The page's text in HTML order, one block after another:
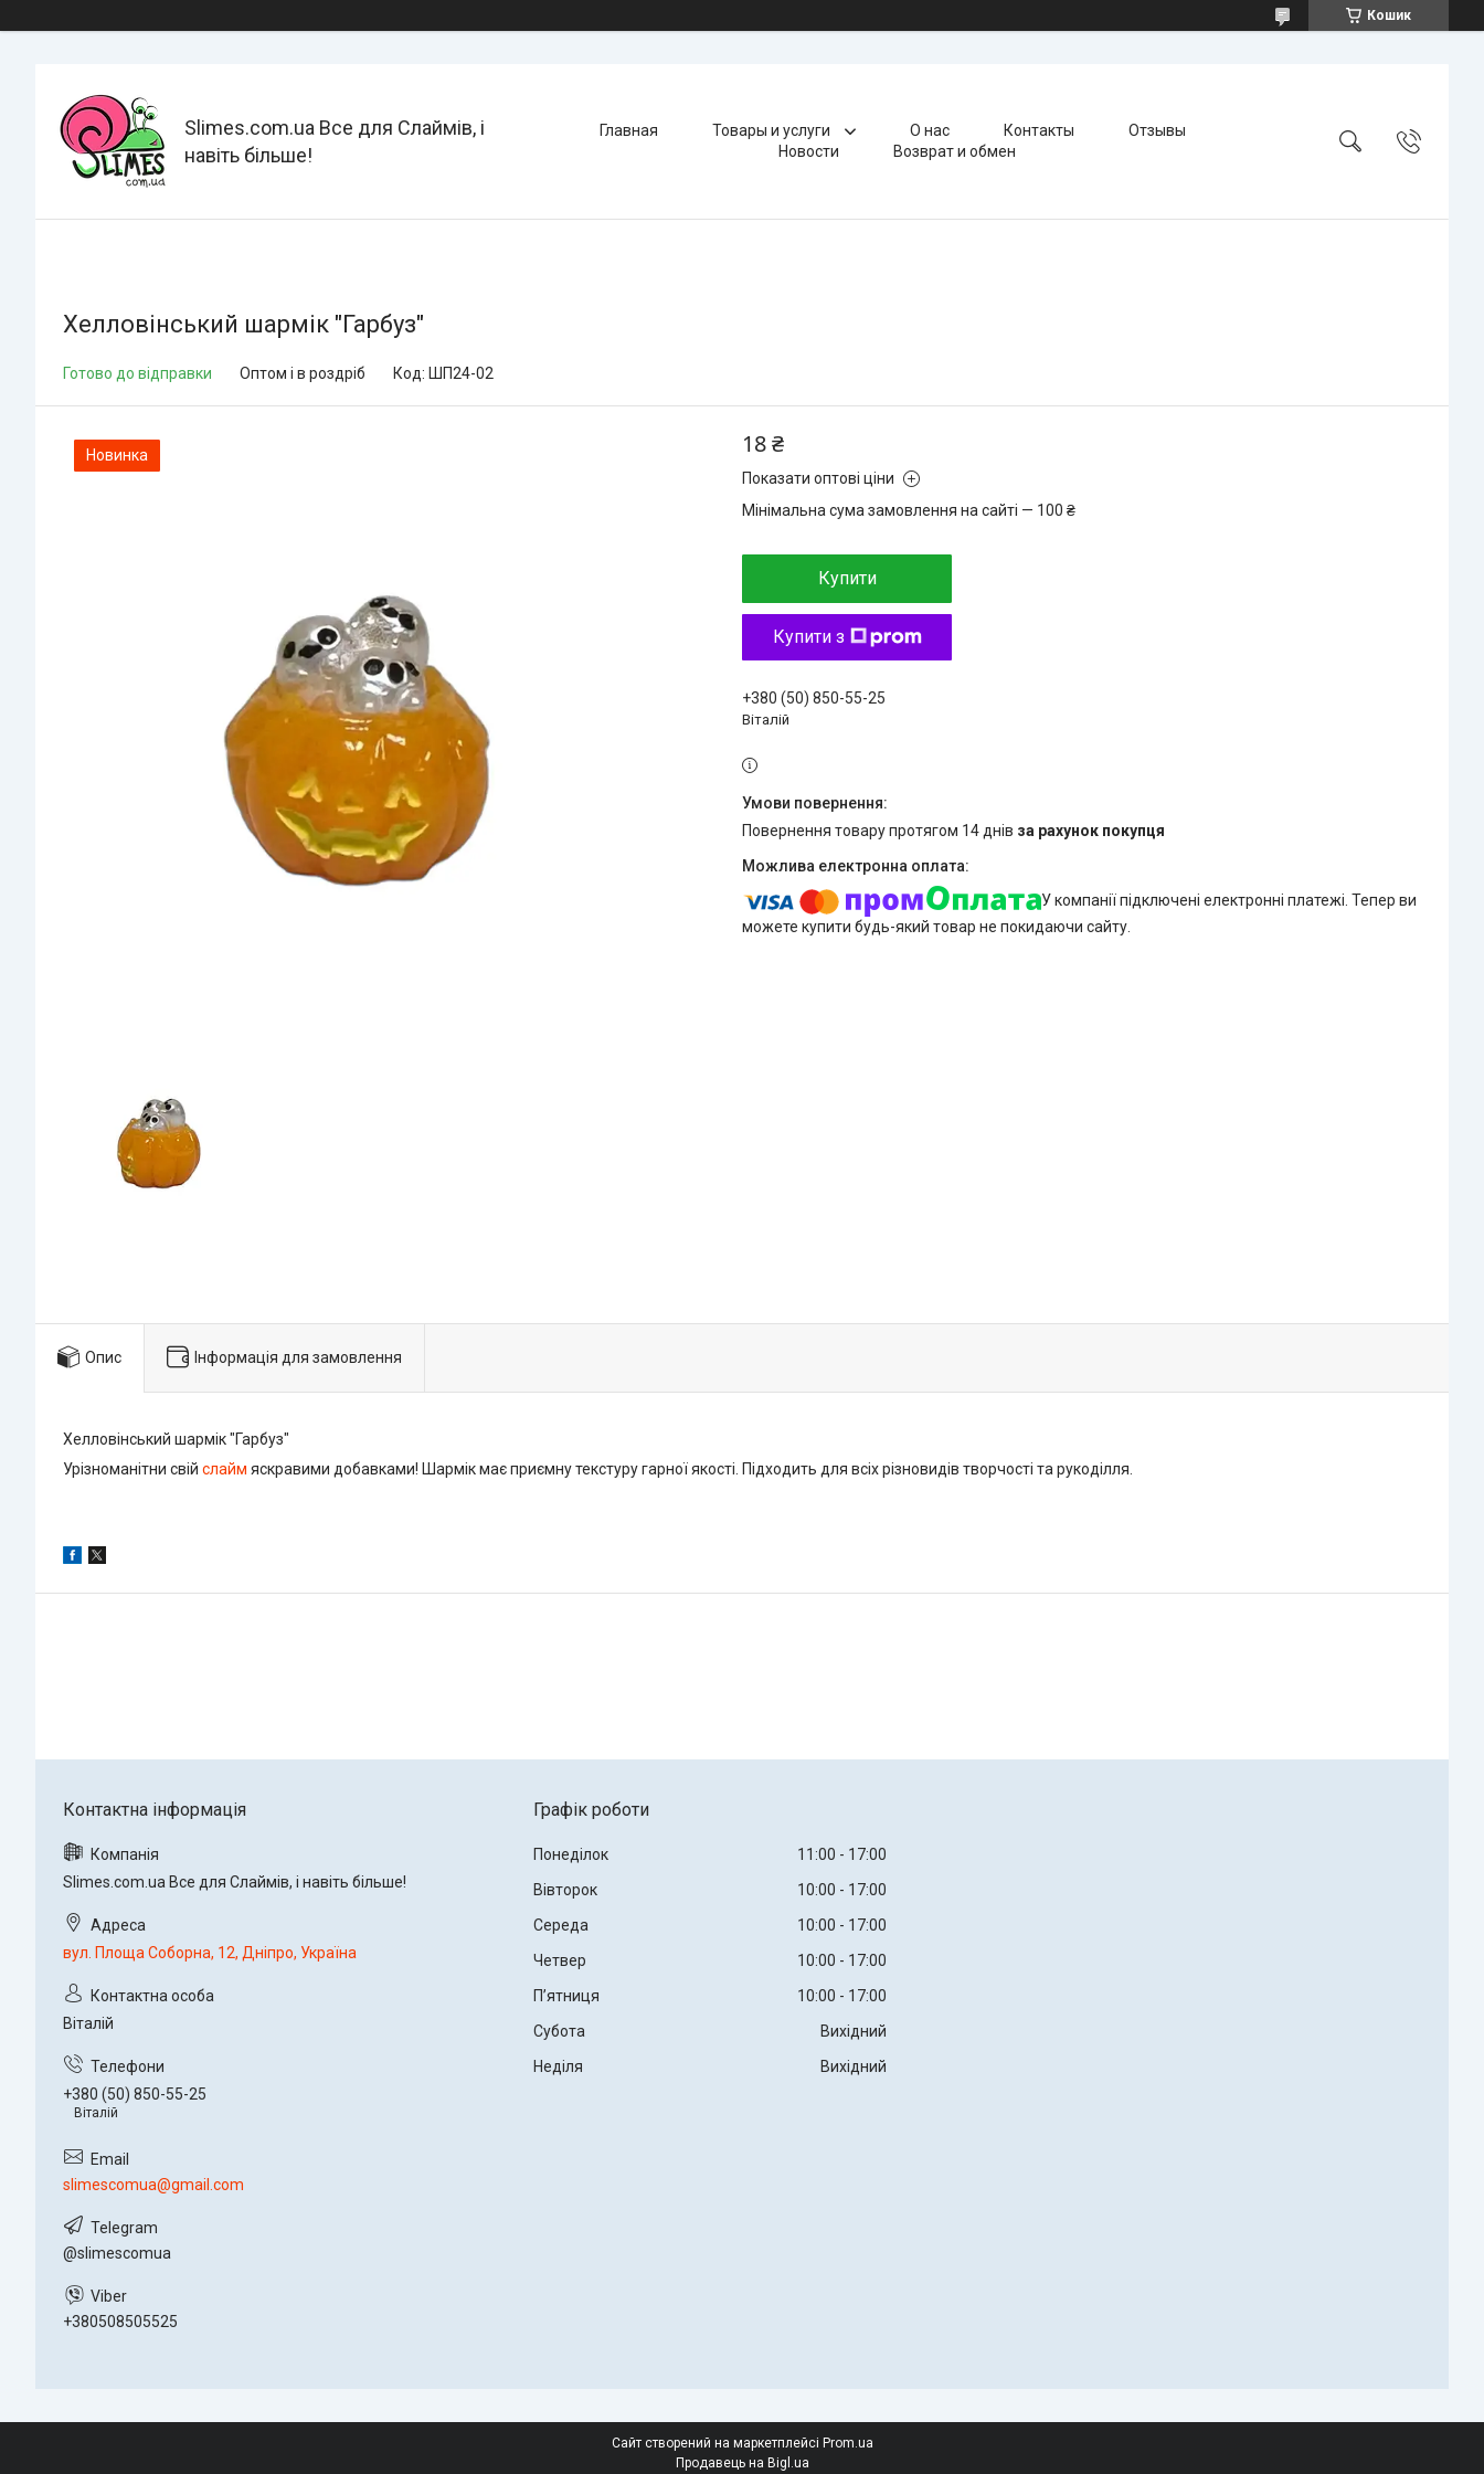
Кошик
Slimes.com.ua Все для Слаймів, і
навіть більше!
Главная Товары и услуги О нас Контакты
Отзывы
Новости
Возврат и обмен
Хелловінський шармік "Гарбуз"
Готово до відправки Оптом і в роздріб Код: ШП24-02
Новинка 18 ₴
Показати оптові ціни
Мінімальна сума замовлення на сайті — 100 ₴
Купити
Купити з
+380 (50) 850-55-25
Віталій
повернення товару протягом 14 днів за рахунок покупця
У компанії підключені електронні платежі. Тепер ви
можете купити будь-який товар не покидаючи сайту.
Опис Інформація для замовлення
Хелловінський шармік "Гарбуз"
Урізноманітни свій слайм яскравими добавками! Шармік має приємну текстуру гарної якості. Підходить для всіх різновидів творчості та рукоділля.
Slimes.com.ua Все для Слаймів, і навіть більше!
вул. Площа Соборна, 12, Дніпро, Україна
Віталій
+380 (50) 850-55-25
Віталій
slimescomua@gmail.com
@slimescomua
+380508505525
Графік роботи
Понеділок 11:00
17:00
Вівторок
10:00
17:00
Середа
10:00
17:00
Четвер
10:00
17:00
Пʼятниця
10:00
17:00
Субота
Вихідний
Неділя
Вихідний
Сайт створений на маркетплейсі Prom.ua
Продавець на Bigl.ua